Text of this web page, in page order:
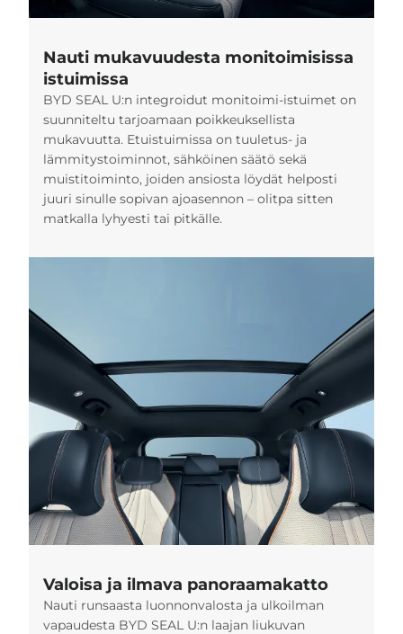
Nauti mukavuudesta monitoimisissa
istuimissa
BYD SEAL U:n integroidut monitoimi-istuimet on
suunniteltu tarjoamaan poikkeuksellista
mukavuutta. Etuistuimissa on tuuletus- ja
lämmitystoiminnot, sähköinen säätö sekä
muistitoiminto, joiden ansiosta löydät helposti
juuri sinulle sopivan ajoasennon – olitpa sitten
matkalla lyhyesti tai pitkälle.
Valoisa ja ilmava panoraamakatto
Nauti runsaasta luonnonvalosta ja ulkoilman
vapaudesta BYD SEAL U:n laajan liukuvan